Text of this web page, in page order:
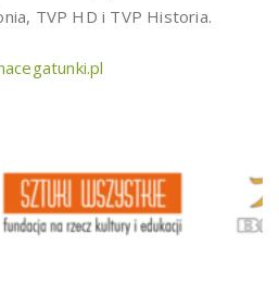
TVP HD i TVP Historia.